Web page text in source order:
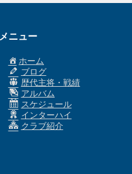
メニュー
ホーム
ブログ
歴代主将・戦績
アルバム
スケジュール
インターハイ
クラブ紹介